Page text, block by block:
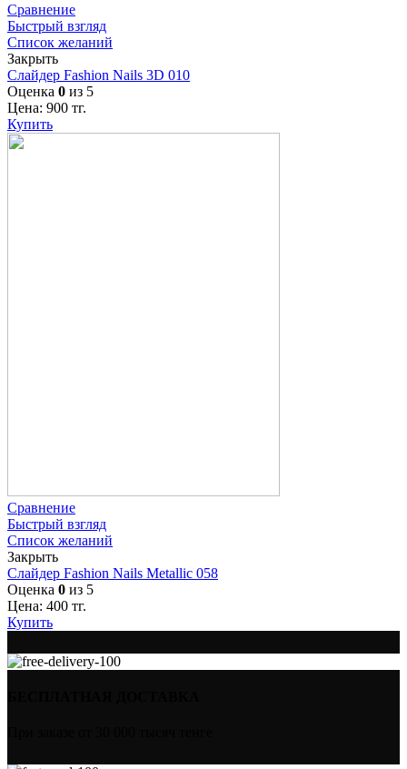
Сравнение
Быстрый взгляд
Список желаний
Закрыть
Слайдер Fashion Nails 3D 010
Оценка 0 из 5
Цена: 900 тг.
Купить
Сравнение
Быстрый взгляд
Список желаний
Закрыть
Слайдер Fashion Nails Metallic 058
Оценка 0 из 5
Цена: 400 тг.
Купить